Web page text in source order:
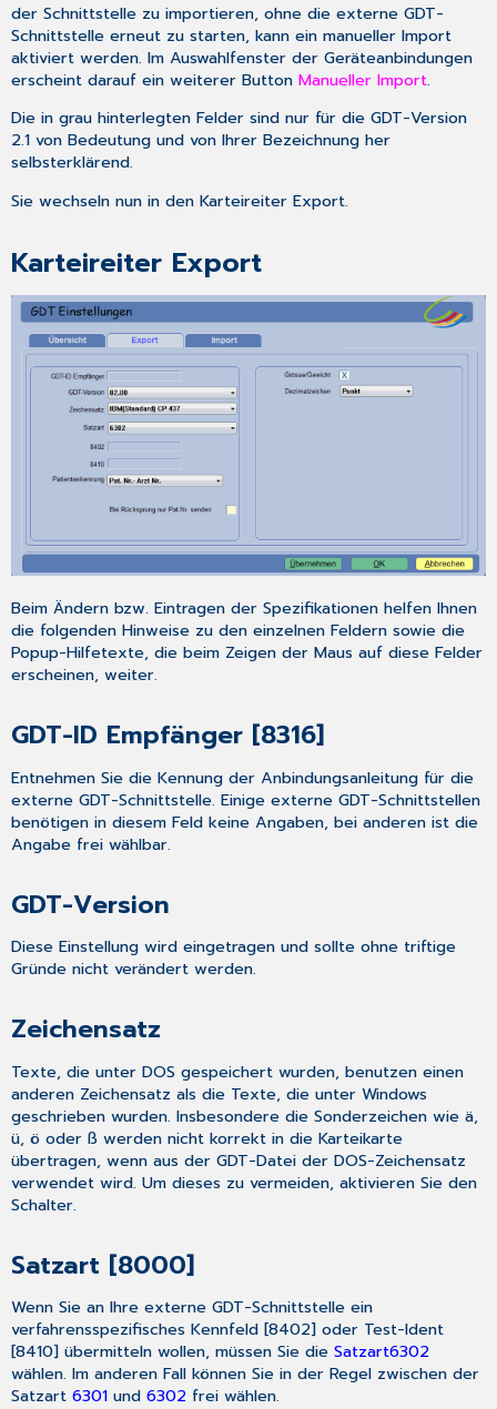
der Schnittstelle zu importieren, ohne die externe GDT-
Schnittstelle erneut zu starten, kann ein manueller Import
aktiviert werden. Im Auswahlfenster der Geräteanbindungen
erscheint darauf ein weiterer ButtonManueller Import.
Die in grau hinterlegten Felder sind nur für die GDT-Version
2.1 von Bedeutung und von Ihrer Bezeichnung her
selbsterklärend.
Sie wechseln nun in den KarteireiterExport.
Karteireiter Export
Beim Ändern bzw. Eintragen der Spezifikationen helfen Ihnen
die folgenden Hinweise zu den einzelnen Feldern sowie die
Popup-Hilfetexte, die beim Zeigen der Maus auf diese Felder
erscheinen, weiter.
GDT-ID Empfänger [8316]
Entnehmen Sie die Kennung der Anbindungsanleitung für die
externe GDT-Schnittstelle. Einige externe GDT-Schnittstellen
benötigen in diesem Feld keine Angaben, bei anderen ist die
Angabe frei wählbar.
GDT-Version
Diese Einstellung wird eingetragen und sollte ohne triftige
Gründe nicht verändert werden.
Zeichensatz
Texte, die unter DOS gespeichert wurden, benutzen einen
anderen Zeichensatz als die Texte, die unter Windows
geschrieben wurden. Insbesondere die Sonderzeichen wie ä,
ü, ö oder ß werden nicht korrekt in die Karteikarte
übertragen, wenn aus der GDT-Datei der DOS-Zeichensatz
verwendet wird. Um dieses zu vermeiden, aktivieren Sie den
Schalter.
Satzart [8000]
Wenn Sie an Ihre externe GDT-Schnittstelle ein
verfahrensspezifisches Kennfeld [8402] oder Test-Ident
[8410] übermitteln wollen, müssen Sie dieSatzart6302
wählen. Im anderen Fall können Sie in der Regel zwischen der
Satzart6301 und6302 frei wählen.